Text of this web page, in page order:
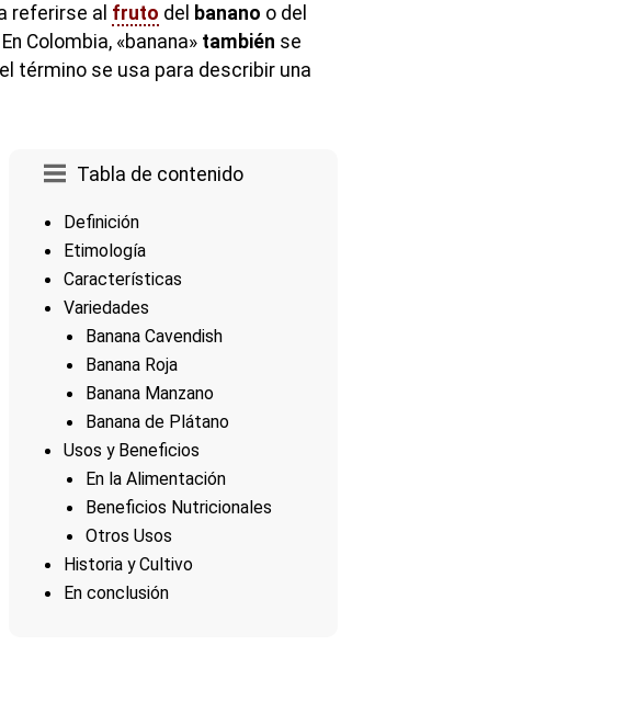
referirse al fruto del banano o del
Colombia, «banana» también se
término se usa para describir una
Tabla de contenido
Definición
Etimología
Características
Variedades
Banana Cavendish
Banana Roja
Banana Manzano
Banana de Plátano
Usos y Beneficios
En la Alimentación
Beneficios Nutricionales
Otros Usos
Historia y Cultivo
En conclusión